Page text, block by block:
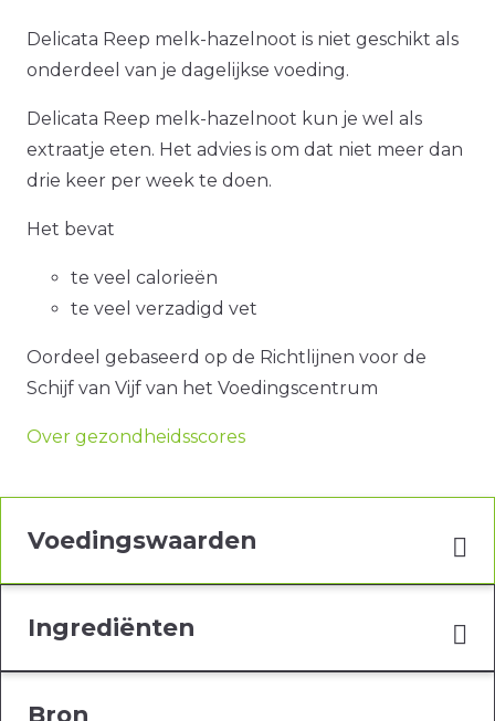
Delicata Reep melk-hazelnoot is niet geschikt als
onderdeel van je dagelijkse voeding.
Delicata Reep melk-hazelnoot kun je wel als
extraatje eten. Het advies is om dat niet meer dan
drie keer per week te doen.
Het bevat
te veel calorieën
te veel verzadigd vet
Oordeel gebaseerd op de Richtlijnen voor de
Schijf van Vijf van het Voedingscentrum
Over gezondheidsscores
Voedingswaarden
Ingrediënten
Bron